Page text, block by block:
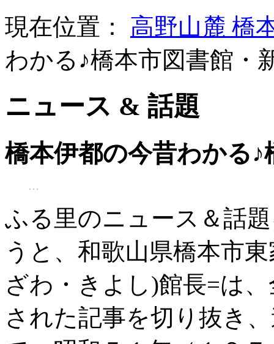
現在位置： 高野山麓 橋
わかる♪橋本市図書館・
ニュース & 話題
橋本伊都の今昔わかる
ふる里のニュース＆話
うと、和歌山県橋本市
ざわ・きよし)館長=は
された記事を切り抜き